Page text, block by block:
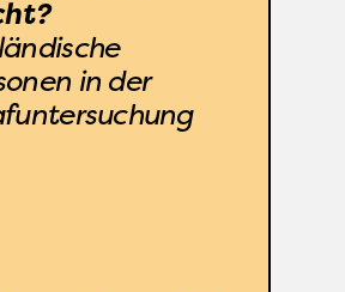
auf die Gründe für die
Kriminalitätsbelastung
Tatpersonen,
hinterfragt das
in der